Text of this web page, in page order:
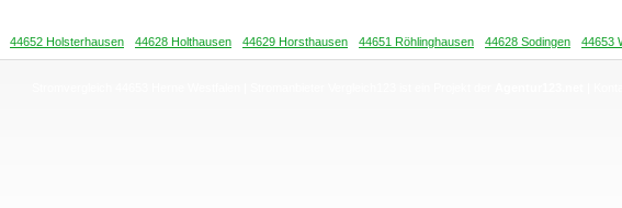
44652 Holsterhausen 44628 Holthausen 44629 Horsthausen 44651 Röhlinghausen 44628 Sodingen 44653